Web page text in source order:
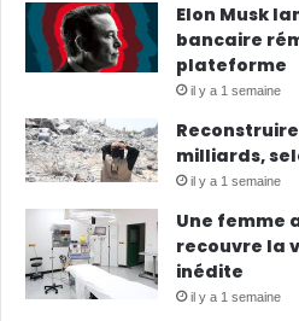
Elon Musk
bancaire
plateforme
il y a 1 semaine
milliards,
il y a 1 semaine
Une femme
recouvre la
inédite
il y a 1 semaine